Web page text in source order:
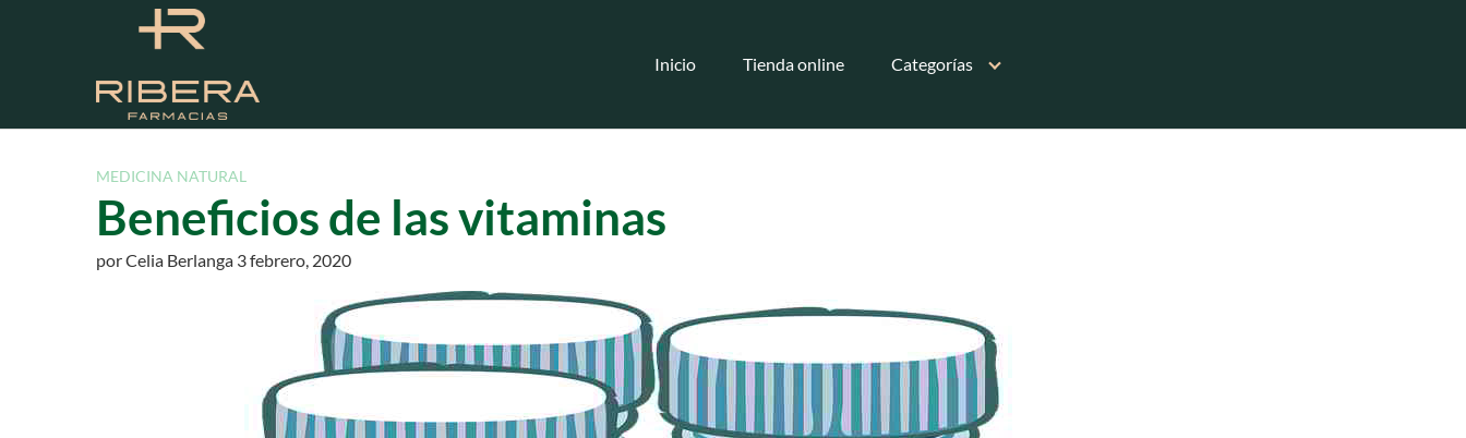
Inicio Tienda online Categorías
MEDICINA NATURAL
Beneficios de las vitaminas
porCelia Berlanga 3 febrero, 2020